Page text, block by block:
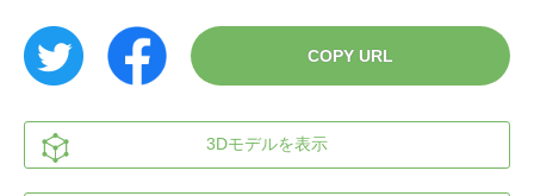
COPY URL
3Dモデルを表示